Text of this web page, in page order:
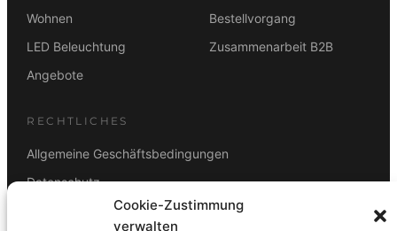
Cookie-Zustimmung
verwalten
Wohnen
LED Beleuchtung
Angebote
Bestellvorgang
Zusammenarbeit B2B
RECHTLICHES
Allgemeine Geschäftsbedingungen
Datenschutz